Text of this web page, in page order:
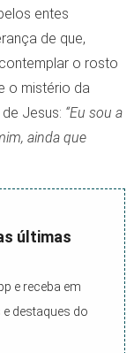
entes
de que,
o rosto
o mistério da
Jesus: “Eu sou a
ainda que
últimas
e receba em
destaques do